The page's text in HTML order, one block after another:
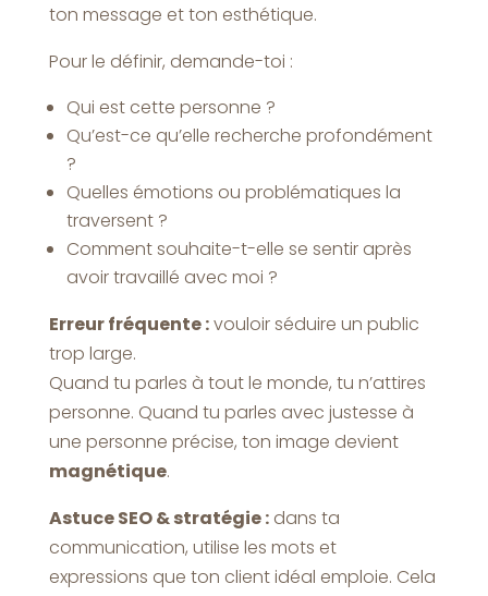
ton message et ton esthétique.
Pour le définir, demande-toi :
Qui est cette personne ?
Qu’est-ce qu’elle recherche profondément
?
Quelles émotions ou problématiques la
traversent ?
Comment souhaite-t-elle se sentir après
avoir travaillé avec moi ?
Erreur fréquente :vouloir séduire un public
trop large.
Quand tu parles à tout le monde, tu n’attires
personne. Quand tu parles avec justesse à
une personne précise, ton image devient
magnétique.
Astuce SEO & stratégie :dans ta
communication, utilise les mots et
expressions que ton client idéal emploie. Cela